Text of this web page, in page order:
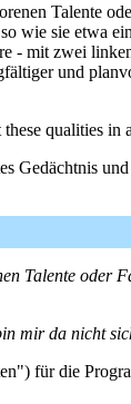
Talente
wie sie etwa
- mit zwei
und
qualities in
Gedächtnis
Talente oder
mir da nicht
für die